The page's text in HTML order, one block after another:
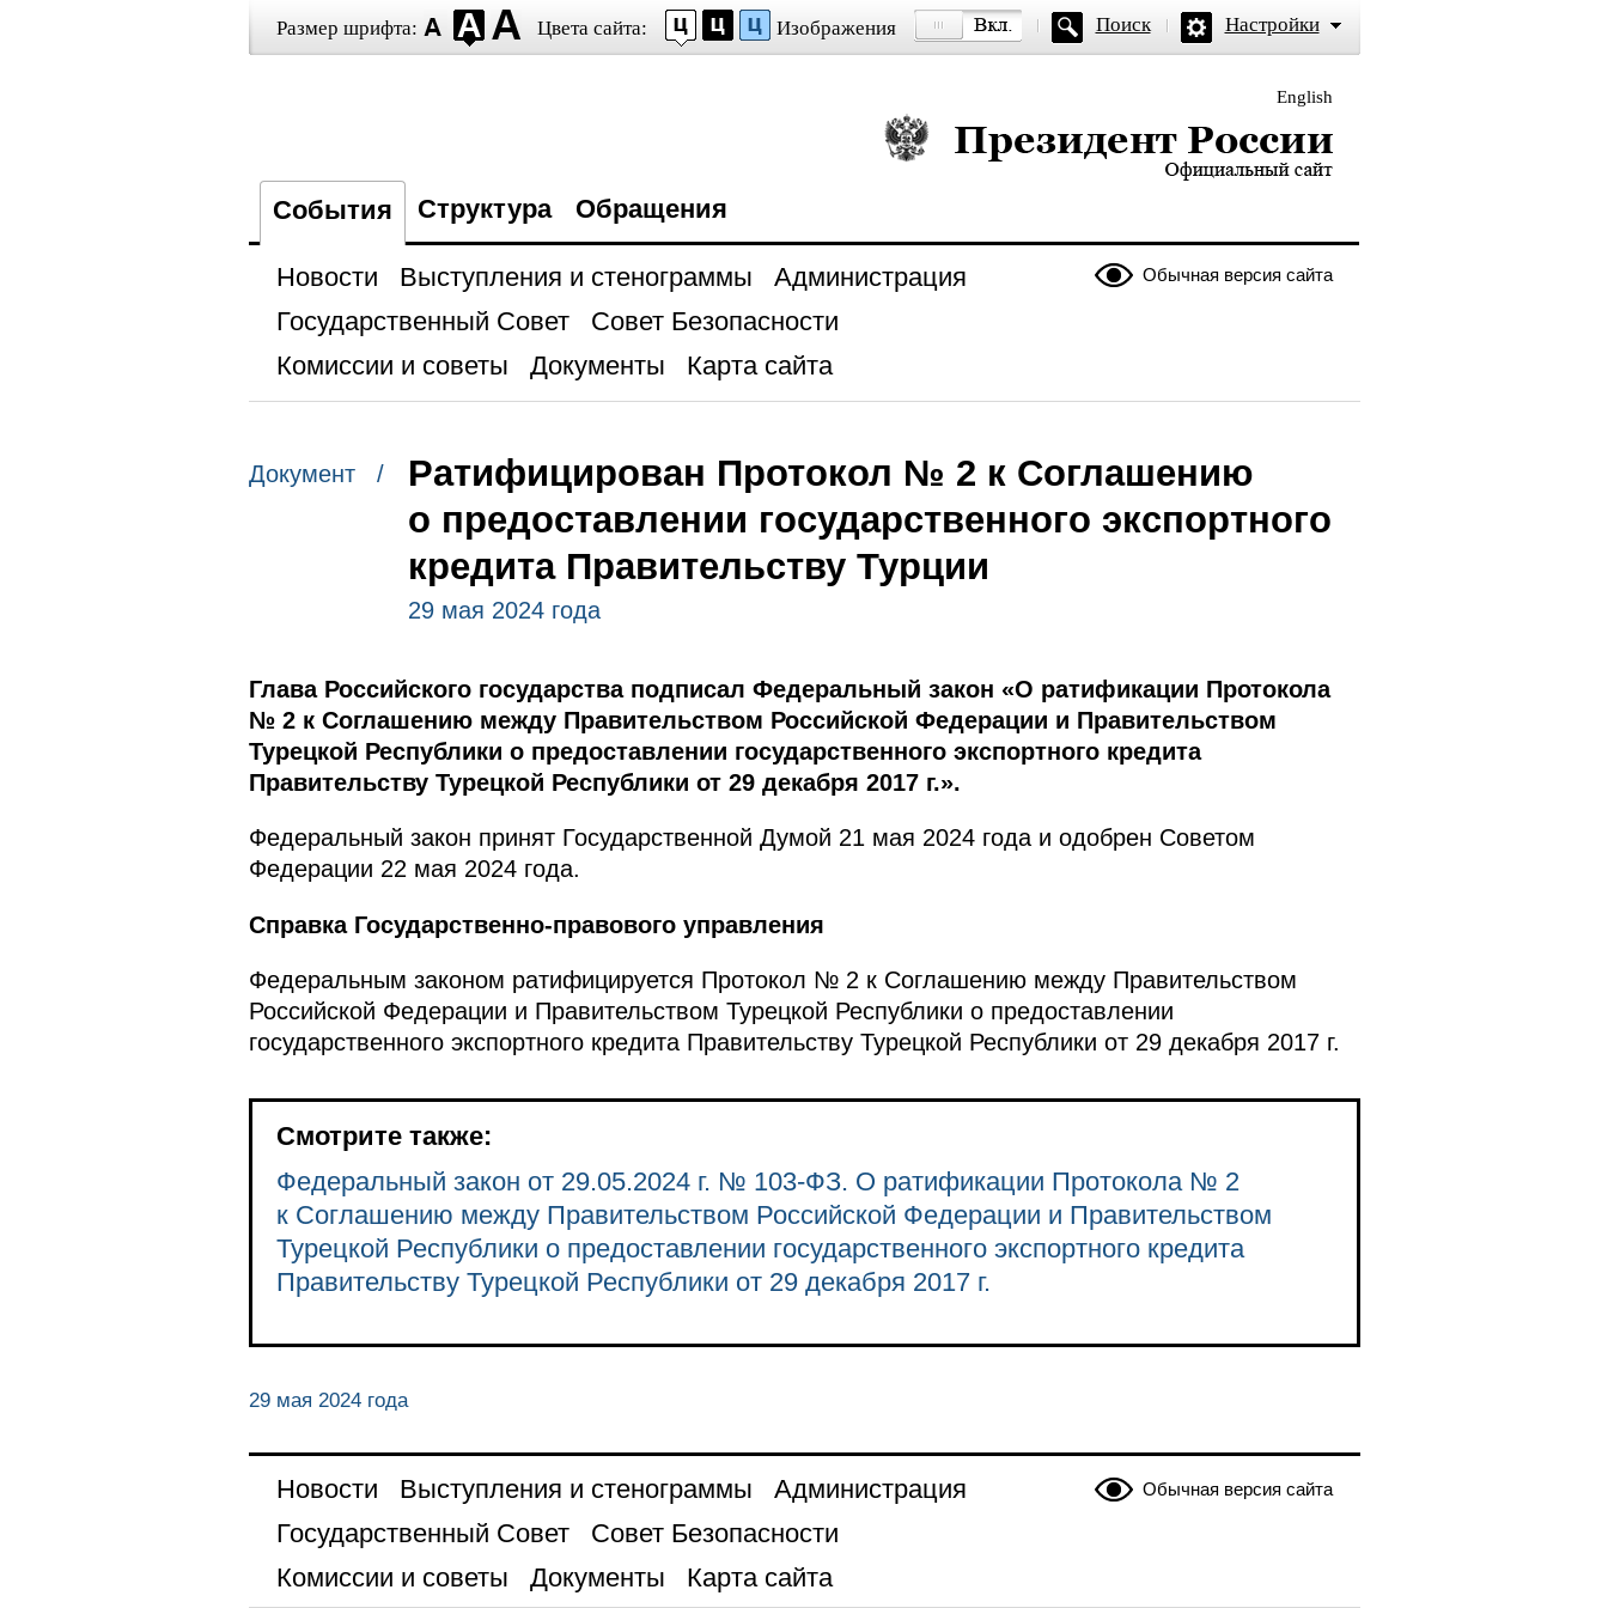
Размер шрифта: Цвета сайта: Изображения Поиск Настройки
English
Президент России — официальный сайт
События Структура Обращения
Обычная версия сайта
Новости Выступления и стенограммы
Администрация
Государственный Совет
Совет Безопасности
Комиссии и советы
Документы Карта сайта
Документ /
Ратифицирован Протокол № 2 к Соглашению
о предоставлении государственного экспортного
кредита Правительству Турции
29 мая 2024 года
Глава Российского государства подписал Федеральный закон «О ратификации Протокола
№ 2 к Соглашению между Правительством Российской Федерации и Правительством
Турецкой Республики о предоставлении государственного экспортного кредита
Правительству Турецкой Республики от 29 декабря 2017 г.».
Федеральный закон принят Государственной Думой 21 мая 2024 года и одобрен Советом
Федерации 22 мая 2024 года.
Справка Государственно-правового управления
Федеральным законом ратифицируется Протокол № 2 к Соглашению между Правительством
Российской Федерации и Правительством Турецкой Республики о предоставлении
государственного экспортного кредита Правительству Турецкой Республики от 29 декабря 2017 г.
Смотрите также:
Федеральный закон от 29.05.2024 г. № 103-ФЗ. О ратификации Протокола № 2
к Соглашению между Правительством Российской Федерации и Правительством
Турецкой Республики о предоставлении государственного экспортного кредита
Правительству Турецкой Республики от 29 декабря 2017 г.
29 мая 2024 года
Обычная версия сайта
Новости Выступления и стенограммы
Администрация
Государственный Совет
Совет Безопасности
Комиссии и советы
Документы Карта сайта